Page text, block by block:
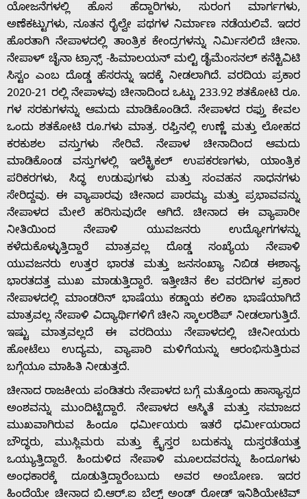
ಯೋಜನೆಗಳಲ್ಲಿ ಹೊಸ ಹೆದ್ದಾರಿಗಳು, ಸುರಂಗ ಮಾರ್ಗಗಳು,
ಅಣೆಕಟ್ಟುಗಳು, ನೂತನ ರೈಲ್ವೇ ಪಥಗಳ ನಿರ್ಮಾಣ ನಡೆಯಲಿವೆ. ಇದರ
ಹೊರತಾಗಿ ನೇಪಾಳದಲ್ಲಿ ತಾಂತ್ರಿಕ ಕೇಂದ್ರಗಳನ್ನು ನಿರ್ಮಿಸಲಿದೆ ಚೀನಾ.
ನೇಪಾಳ್‌ ಚೈನಾ ಟ್ರಾನ್ಸ್‌ -ಹಿಮಾಲಯನ್‌ ಮಲ್ಟಿ ಡೈಮೆಂಸನಲ್‌ ಕನೆಕ್ಟಿವಿಟಿ
ಸಿಸ್ಟಂ ಎಂಬ ದೊಡ್ಡ ಹೆಸರನ್ನು ಇದಕ್ಕೆ ನೀಡಲಾಗಿದೆ. ವರದಿಯ ಪ್ರಕಾರ
2020-21 ರಲ್ಲಿ ನೇಪಾಳವು ಚೀನಾದಿಂದ ಒಟ್ಟು 233.92 ಶತಕೋಟಿ ರೂ.
ಗಳ ಸರಕುಗಳನ್ನು ಆಮದು ಮಾಡಿಕೊಂಡಿದೆ. ನೇಪಾಳದ ರಫ್ತು ಕೇವಲ
ಒಂದು ಶತಕೋಟಿ ರೂ.ಗಳು ಮಾತ್ರ. ರಫ್ತಿನಲ್ಲಿ ಉಣ್ಣೆ ಮತ್ತು ಲೋಹದ
ಕರಕುಶಲ ವಸ್ತುಗಳು ಸೇರಿವೆ. ನೇಪಾಳ ಚೀನಾದಿಂದ ಆಮದು
ಮಾಡಿಕೊಂಡ ವಸ್ತುಗಳಲ್ಲಿ ಇಲೆಕ್ಟ್ರಿಕಲ್‌ ಉಪಕರಣಗಳು, ಯಾಂತ್ರಿಕ
ಪರಿಕರಗಳು, ಸಿದ್ಧ ಉಡುಪುಗಳು ಮತ್ತು ಸಂವಹನ ಸಾಧನಗಳು
ಸೇರಿದ್ದವು. ಈ ವ್ಯಾಪಾರವು ಚೀನಾದ ಪಾರಮ್ಯ ಮತ್ತು ಪ್ರಭಾವವನ್ನು
ನೇಪಾಳದ ಮೇಲೆ ಹರಿಸುವುದೇ ಆಗಿದೆ. ಚೀನಾದ ಈ ವ್ಯಾಪಾರೀ
ನೀತಿಯಿಂದ ನೇಪಾಳಿ ಯುವಜನರು ಉದ್ಯೋಗಗಳನ್ನು
ಕಳೆದುಕೊಳ್ಳುತ್ತಿದ್ದಾರೆ ಮಾತ್ರವಲ್ಲ ದೊಡ್ಡ ಸಂಖ್ಯೆಯ ನೇಪಾಳಿ
ಯುವಜನರು ಉತ್ತರ ಭಾರತ ಮತ್ತು ಜನಸಂಖ್ಯಾ ನಿಬಿಡ ಈಶಾನ್ಯ
ಭಾರತದತ್ತ ಮುಖ ಮಾಡುತ್ತಿದ್ದಾರೆ. ಇತ್ತೀಚಿನ ಕೆಲ ವರದಿಗಳ ಪ್ರಕಾರ
ನೇಪಾಳದಲ್ಲಿ ಮಾಂಡರಿನ್‌ ಭಾಷೆಯು ಕಡ್ಡಾಯ ಕಲಿಕಾ ಭಾಷೆಯಾಗಿದೆ
ಮಾತ್ರವಲ್ಲ ನೇಪಾಳಿ ವಿದ್ಯಾರ್ಥಿಗಳಿಗೆ ಚೀನಿ ಸ್ಕಾಲರಶಿಪ್‌ ನೀಡಲಾಗುತ್ತಿದೆ.
ಇಷ್ಟು ಮಾತ್ರವಲ್ಲದೆ ಈ ವರದಿಯು ನೇಪಾಳದಲ್ಲಿ ಚೀನೀಯರು
ಹೋಟೆಲು ಉದ್ಯಮ, ವ್ಯಾಪಾರಿ ಮಳಿಗೆಯನ್ನು ಆರಂಭಿಸುತ್ತಿರುವ
ಬಗ್ಗೆಯೂ ಮಾಹಿತಿ ನೀಡುತ್ತದೆ.
ಚೀನಾದ ರಾಜಕೀಯ ಪಂಡಿತರು ನೇಪಾಳದ ಬಗ್ಗೆ ಮತ್ತೊಂದು ಹಾಸ್ಯಾಸ್ಪದ
ಅಂಶವನ್ನು ಮುಂದಿಟ್ಟಿದ್ದಾರೆ. ನೇಪಾಳದ ಆಸ್ಮಿತೆ ಮತ್ತು ಸಮಾಜದ
ಮುಖವಾಗಿರುವ ಹಿಂದೂ ಧರ್ಮೀಯರು ಇತರೆ ಧರ್ಮೀಯರಾದ
ಬೌದ್ಧರು, ಮುಸ್ಲಿಮರು ಮತ್ತು ಕ್ರೈಸ್ತರ ಬದುಕನ್ನು ದುಸ್ತರತೆಯತ್ತ
ಒಯ್ಯುತ್ತಿದ್ದಾರೆ. ಹಿಂದುಳಿದ ನೇಪಾಳಿ ಮೂಲದವರನ್ನು ಹಿಂದೂಗಳು
ಅಂಧಕಾರಕ್ಕೆ ದೂಡುತ್ತಿದ್ದಾರೆಂಬುದು ಅವರ ಅಂಬೋಣ. ಇದರ
ಹಿಂದೆಯೇ ಚೀನಾದ ಬಿ.ಆರ್.ಐ ಬೆಲ್ಟ್‌ ಅಂಡ್‌ ರೋಡ್‌ ಇನಿಶಿಯೇಟಿವ್‌